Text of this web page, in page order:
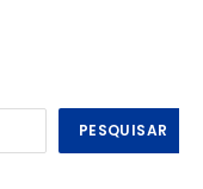
PESQUISAR